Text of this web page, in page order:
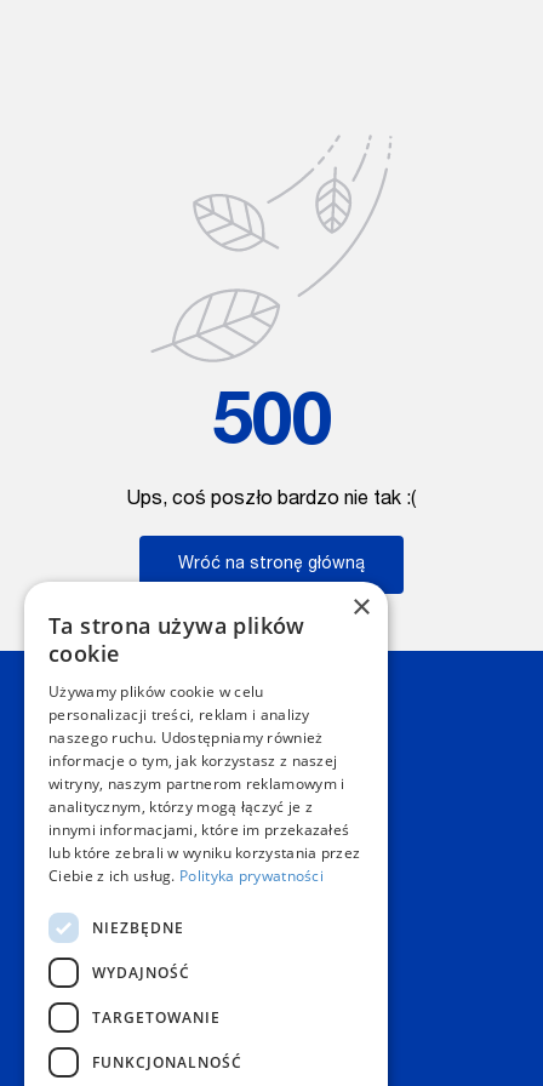
500
Ups, coś poszło bardzo nie tak :(
Wróć na stronę główną
Kontakt
Dział Obsługi Klienta Warszawa
Czynne: NON-STOP
Telefon:+48 22 628 62 52
E-mail: kontakt@copygeneral.pl
Punkty
Aleje Jerozolimskie 93
02-001 Warszawa
Czynne:
Pon. - Sob.: 08:00 - 20:00
Niedz.: nieczynne
Popularne produkty
×
Ta strona używa plików
cookie
Używamy plików cookie w celu
personalizacji treści, reklam i analizy
naszego ruchu. Udostępniamy również
informacje o tym, jak korzystasz z naszej
witryny, naszym partnerom reklamowym i
analitycznym, którzy mogą łączyć je z
innymi informacjami, które im przekazałeś
lub które zebrali w wyniku korzystania przez
Ciebie z ich usług. Polityka prywatności
NIEZBĘDNE
WYDAJNOŚĆ
TARGETOWANIE
FUNKCJONALNOŚĆ